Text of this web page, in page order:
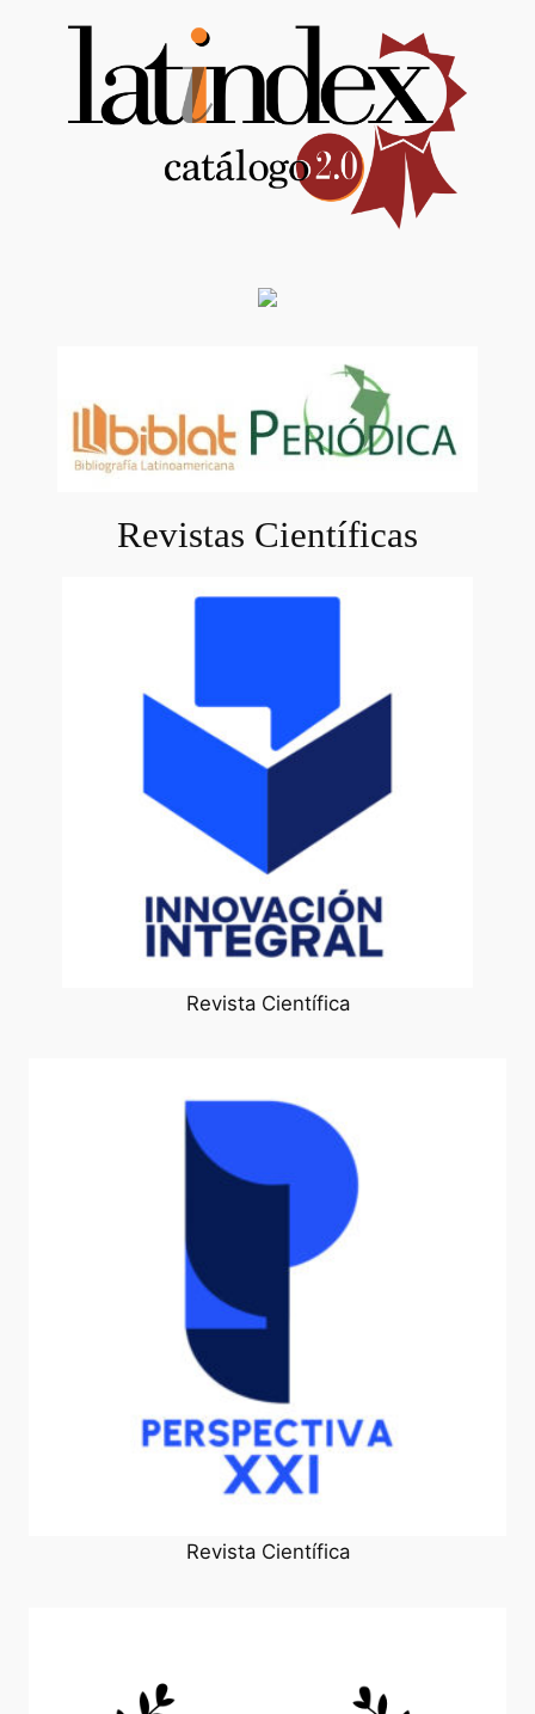
Revistas Científicas
Revista Científica
Revista Científica